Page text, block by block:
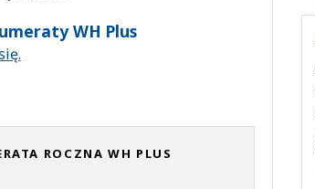
WH Plus
ROCZNA WH PLUS